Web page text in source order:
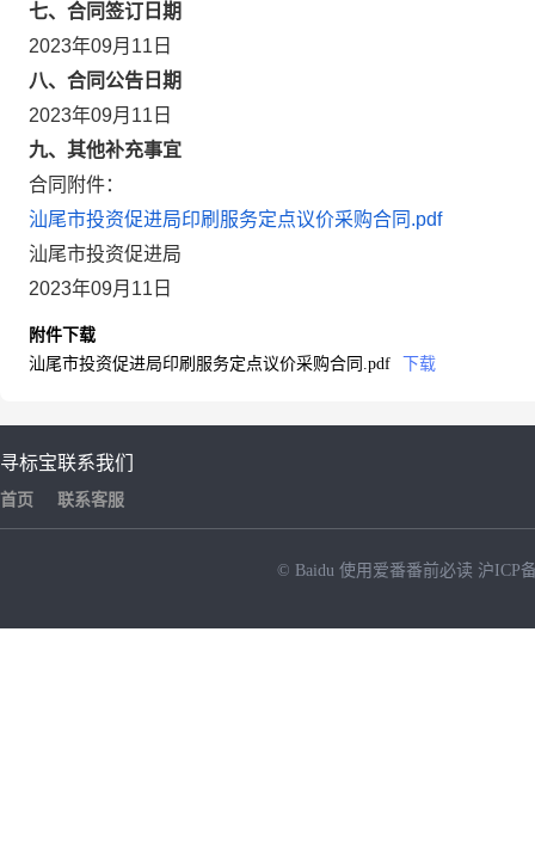
七、合同签订日期
2023年09月11日
八、合同公告日期
2023年09月11日
九、其他补充事宜
合同附件：
汕尾市投资促进局印刷服务定点议价采购合同.pdf
汕尾市投资促进局
2023年09月11日
附件下载
汕尾市投资促进局印刷服务定点议价采购合同.pdf
下载
寻标宝
首页
联系我们
联系客服
© Baidu 使用爱番番前必读 沪ICP